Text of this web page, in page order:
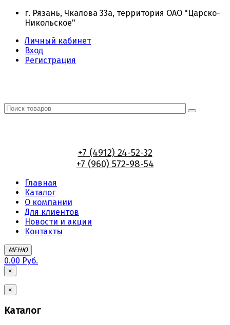
г. Рязань, Чкалова 33а, территория ОАО "Царско-
Никольское"
Личный кабинет
Вход
Регистрация
+7 (4912) 24-52-32
+7 (960) 572-98-54
Главная
Каталог
О компании
Для клиентов
Новости и акции
Контакты
МЕНЮ
0.00 Руб.
×
×
Каталог